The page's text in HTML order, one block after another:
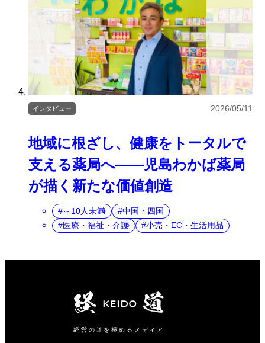
地域に根ざし、健康をトータルで
支える薬局へ――児島わかば薬局
が描く新たな価値創造
インタビュー 2026/05/11
～10人未満
中国・四国
医療・福祉・介護
小売・EC・生活用品
経営の道を極めるメディア